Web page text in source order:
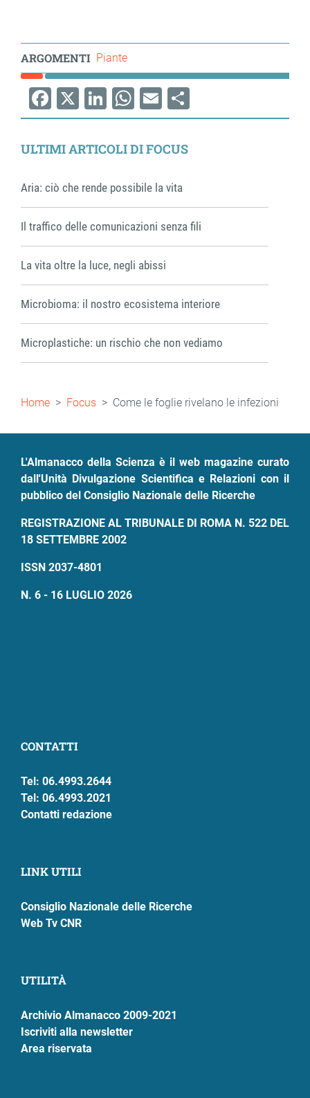
ARGOMENTI Piante
Facebook
X LinkedIn
WhatsApp
EmailShare
ULTIMI ARTICOLI DI FOCUS
Aria: ciò che rende possibile la vita
Il traffico delle comunicazioni senza fili
La vita oltre la luce, negli abissi
Microbioma: il nostro ecosistema interiore
Microplastiche: un rischio che non vediamo
Briciole
Home Focus Come le foglie rivelano le infezioni
L'Almanacco della Scienza è il web magazine curato
dall'Unità Divulgazione Scientifica e Relazioni con il
pubblico del Consiglio Nazionale delle Ricerche
REGISTRAZIONE AL TRIBUNALE DI ROMA N. 522 DEL
18 SETTEMBRE 2002
ISSN 2037-4801
N. 6 - 16 LUGLIO 2026
CONTATTI
Tel: 06.4993.2644
Tel: 06.4993.2021
Contatti redazione
LINK UTILI
Consiglio Nazionale delle Ricerche
Web Tv CNR
UTILITÀ
Archivio Almanacco 2009-2021
Iscriviti alla newsletter
Area riservata